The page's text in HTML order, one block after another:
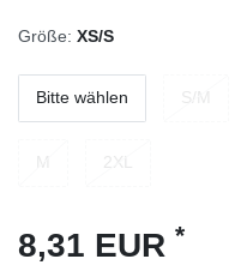
Größe: XS/S
Bitte wählen
8,31 EUR *